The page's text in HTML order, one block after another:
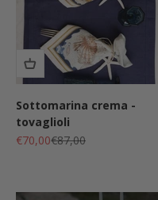
Sottomarina crema -
tovaglioli
Prezzo scontato
€70,00Prezzo
€87,00